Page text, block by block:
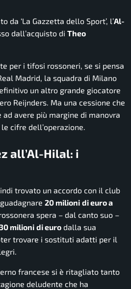
da ‘La Gazzetta dello Sport’, l’Al-
dall’acquisto di Theo
per i tifosi rossoneri, se si pensa
Madrid, la squadra di Milano
un altro grande giocatore
Reijnders. Ma una cessione che
avere più margine di manovra
cifre dell’operazione.
all’Al-Hilal: i
trovato un accordo con il club
20 milioni di euro a
spera – dal canto suo –
milioni di euro dalla sua
trovare i sostituti adatti per il
francese si è ritagliato tanto
deludente che ha